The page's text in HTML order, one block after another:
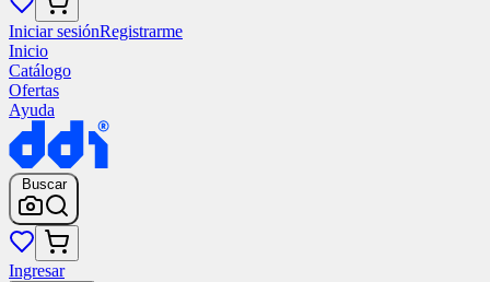
Iniciar sesiónRegistrarme
Inicio
Catálogo
Ofertas
Ayuda
Buscar
Ingresar